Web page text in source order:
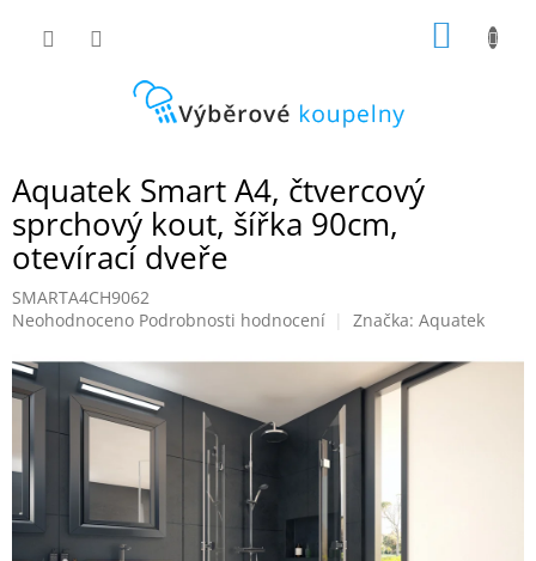
Aquatek Smart A4, čtvercový
sprchový kout, šířka 90cm,
otevírací dveře
SMARTA4CH9062
Průměrné
produktu
je
5
hvězdiček.
Neohodnoceno Podrobnosti hodnocení Značka: Aquatek